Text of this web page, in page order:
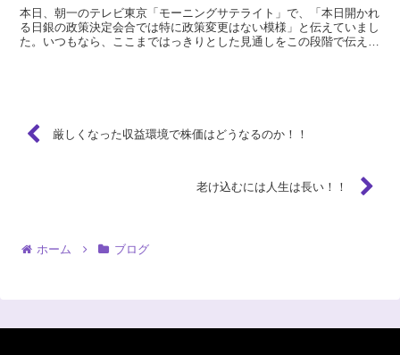
本日、朝一のテレビ東京「モーニングサテライト」で、「本日開かれ
る日銀の政策決定会合では特に政策変更はない模様」と伝えていまし
た。いつもなら、ここまではっきりとした見通しをこの段階で伝える
厳しくなった収益環境で株価はどうなるのか！！
老け込むには人生は長い！！
ホーム ブログ